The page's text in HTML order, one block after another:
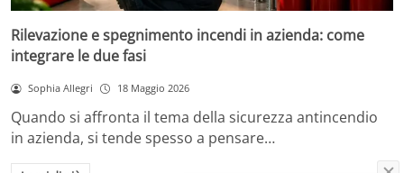
Rilevazione e spegnimento incendi in azienda: come
integrare le due fasi
Sophia Allegri 18 Maggio 2026
Quando si affronta il tema della sicurezza antincendio
in azienda, si tende spesso a pensare…